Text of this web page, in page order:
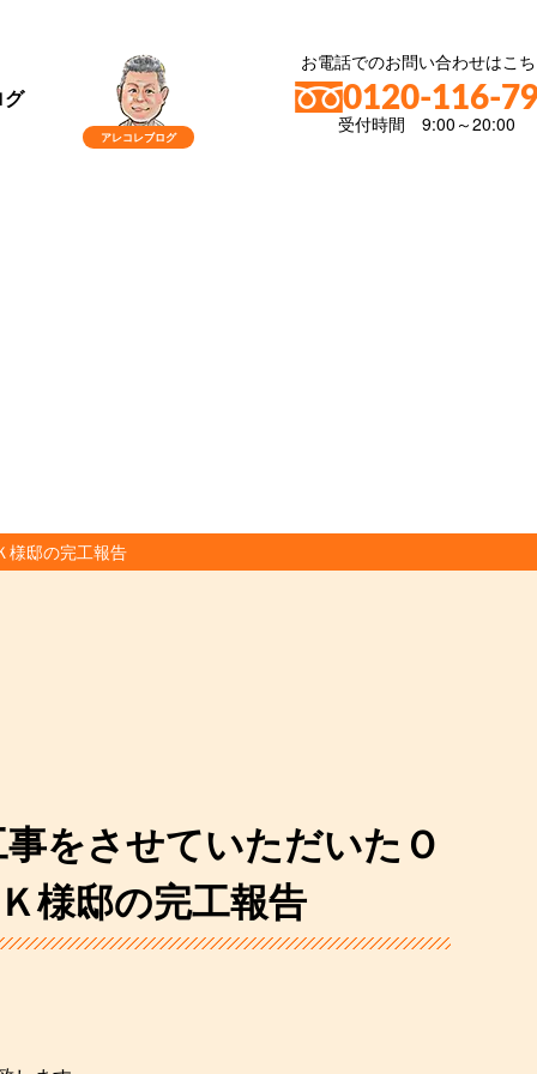
グ
お電話でのお問い合わせはこ
0120-116-
受付時間 9:00～20:00
様邸の完工報告
をさせていただいたＯ
様邸の完工報告